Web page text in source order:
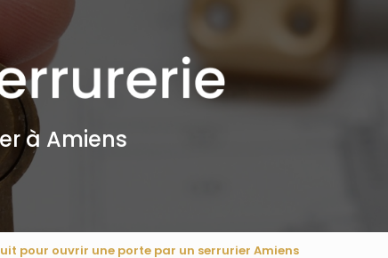
à Amiens
pour ouvrir une porte par un serrurier Amiens